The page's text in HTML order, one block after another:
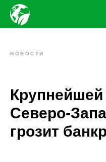
НОВОСТИ
Северо-
грозит